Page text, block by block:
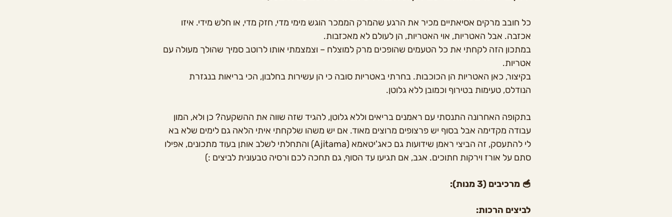
כל חובב מרקים אסיאתיים מכיר את הרגע שהמרק הממכר הוגש מימי מדי, חזק מדי, או חלש מידי. איזו
אכזבה. אבל האטריות, אוי האטריות, הן לעולם לא מאכזבות.
במתכון הזה לקחתי את כל הטעמים שהופכים מרק למוצלח – וצמצמתי אותו לרוטב סמיך שהולך מעולה עם
אטריות.
בקיצור, כאן האטריות הן הכוכבות. בחרתי באטריות סובה כי הן עשירות בחלבון, הכי בריאות בנגזרת
הנודלס, טעימות בטירוף וכמובן ללא גלוטן.
בתקופה האחרונה התנסתי עם ראמנים בריאים וללא גלוטן, להגיד שזה שווה את ההשקעה? כן ולא, המון
עבודה מקדימה אבל בסוף יש פרצופים מרוצים מאוד. אם יש משהו שלקחתי איתי הלאה גם לימים שלא בא
לי להתעסק, זה הביצי ראמן שידועות גם כאג'יטאמא (Ajitama) והתחלתי לשלב אותן בעוד מתכונים, אפילו
סתם על אורז וירקות חתוכים. אגב, אם תגיעו עד הסוף, גם תחכה לכם ורסיה טבעונית לביצים :)
🥣 מרכיבים (3 מנות):
לביצים הרכות: